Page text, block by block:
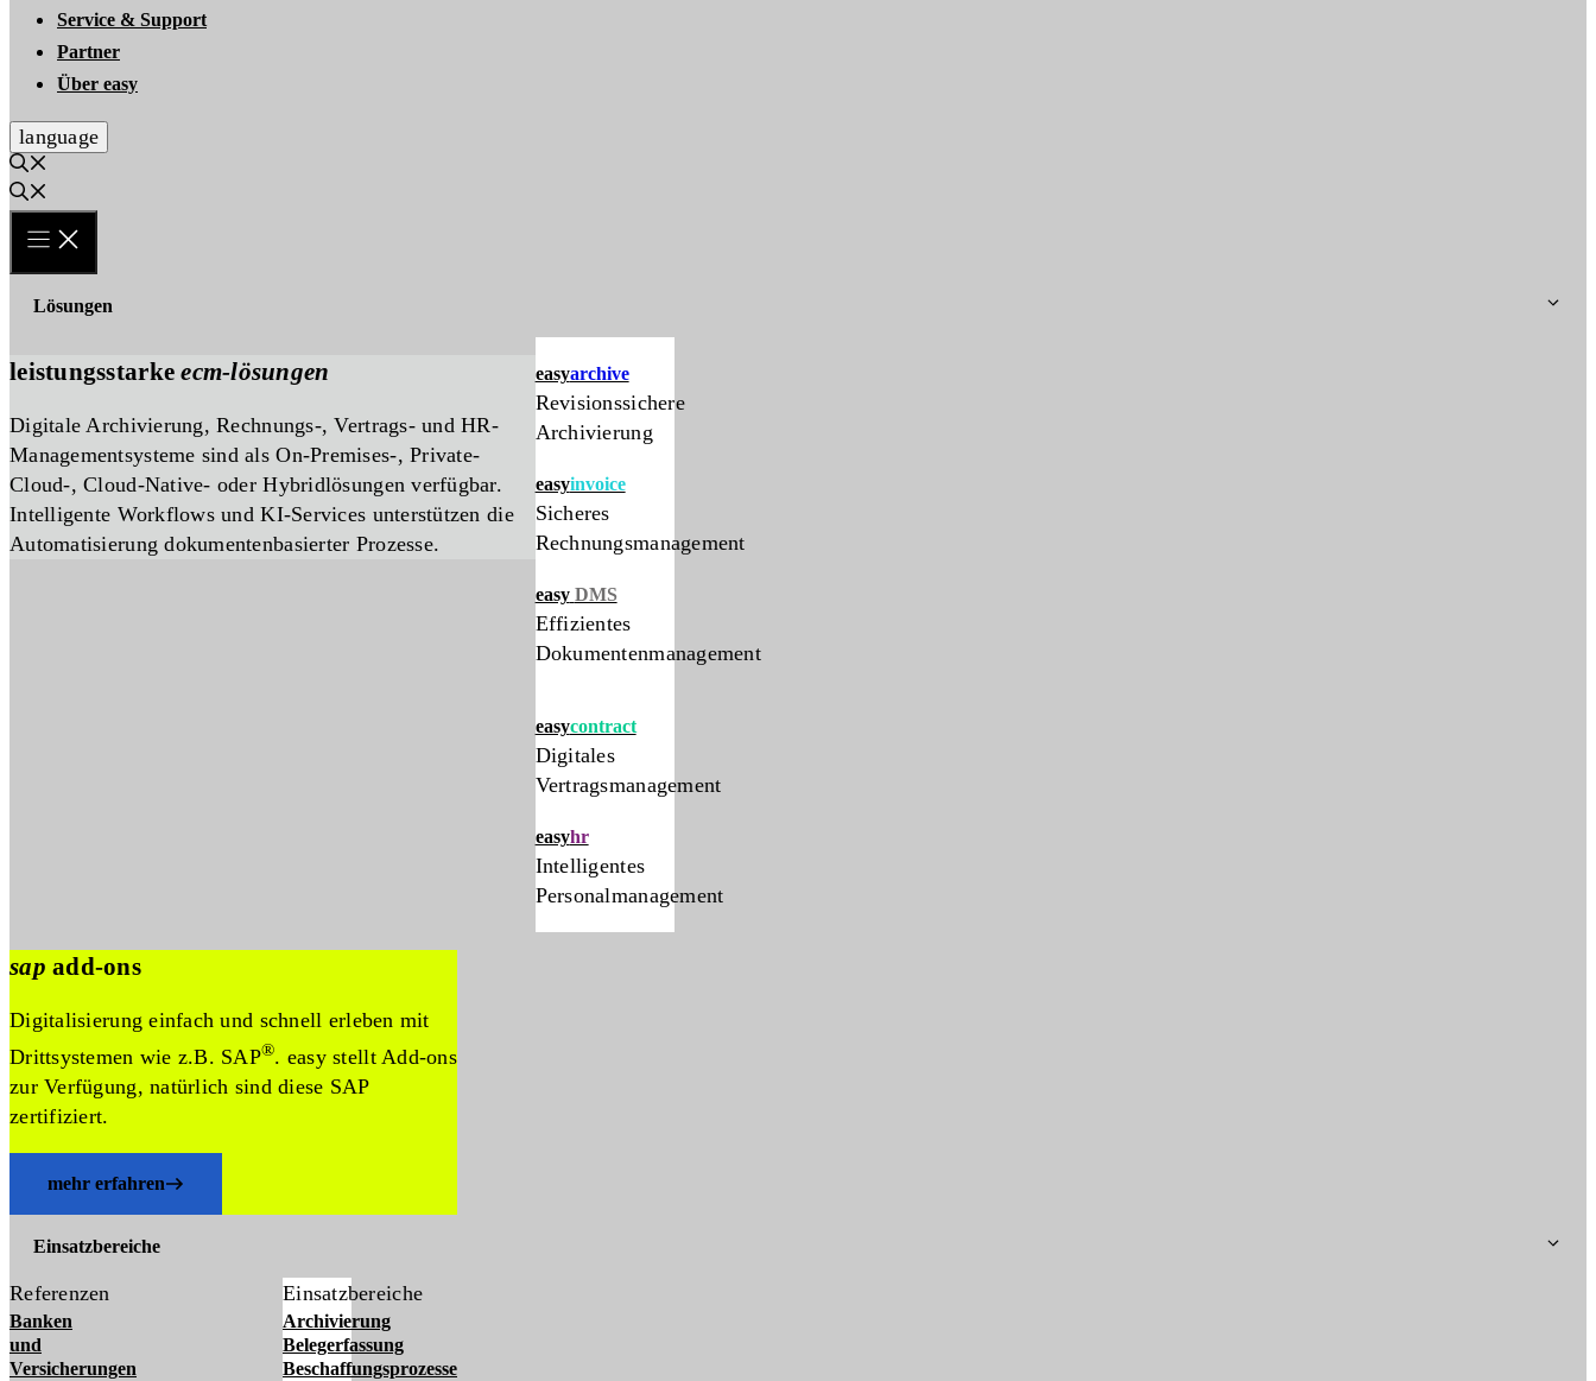
Service & Support
Partner
Über easy
language
Lösungen
leistungsstarkeecm-lösungen
Digitale Archivierung, Rechnungs-, Vertrags- und HR-
Managementsysteme sind als On-Premises-, Private-
Cloud-, Cloud-Native- oder Hybridlösungen verfügbar.
Intelligente Workflows und KI-Services unterstützen die
Automatisierung dokumentenbasierter Prozesse.
easyarchive
Revisionssichere
Archivierung
easyinvoice
Sicheres
Rechnungsmanagement
easy DMS
Effizientes
Dokumentenmanagement
easycontract
Digitales
Vertragsmanagement
easyhr
Intelligentes
Personalmanagement
sap add-ons
Digitalisierung einfach und schnell erleben mit
Drittsystemen wie z.B. SAP®. easy stellt Add-ons
zur Verfügung, natürlich sind diese SAP
zertifiziert.
mehr erfahren
Einsatzbereiche
Referenzen
Banken
und
Versicherungen
Einsatzbereiche
Archivierung
Belegerfassung
Beschaffungsprozesse